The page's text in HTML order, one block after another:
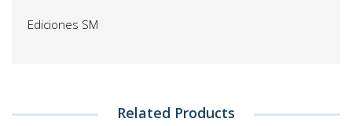
Ediciones SM
Related Products